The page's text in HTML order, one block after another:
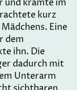
und kramte im
kurz
Eine
dem
ihn. Die
dadurch mit
Unterarm